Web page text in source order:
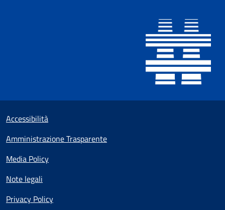
Small prints
Sezione Link utili
Accessibilità
Amministrazione Trasparente
Media Policy
Note legali
Privacy Policy